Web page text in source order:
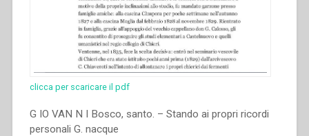
clicca per scaricare il pdf
G IO VAN N I Bosco, santo. – Stando ai propri ricordi
personali G. nacque